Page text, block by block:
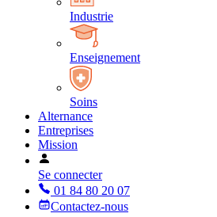
Industrie
Enseignement
Soins
Alternance
Entreprises
Mission
Se connecter
01 84 80 20 07
Contactez-nous